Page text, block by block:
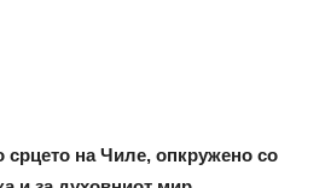
на Чиле, опкружено со